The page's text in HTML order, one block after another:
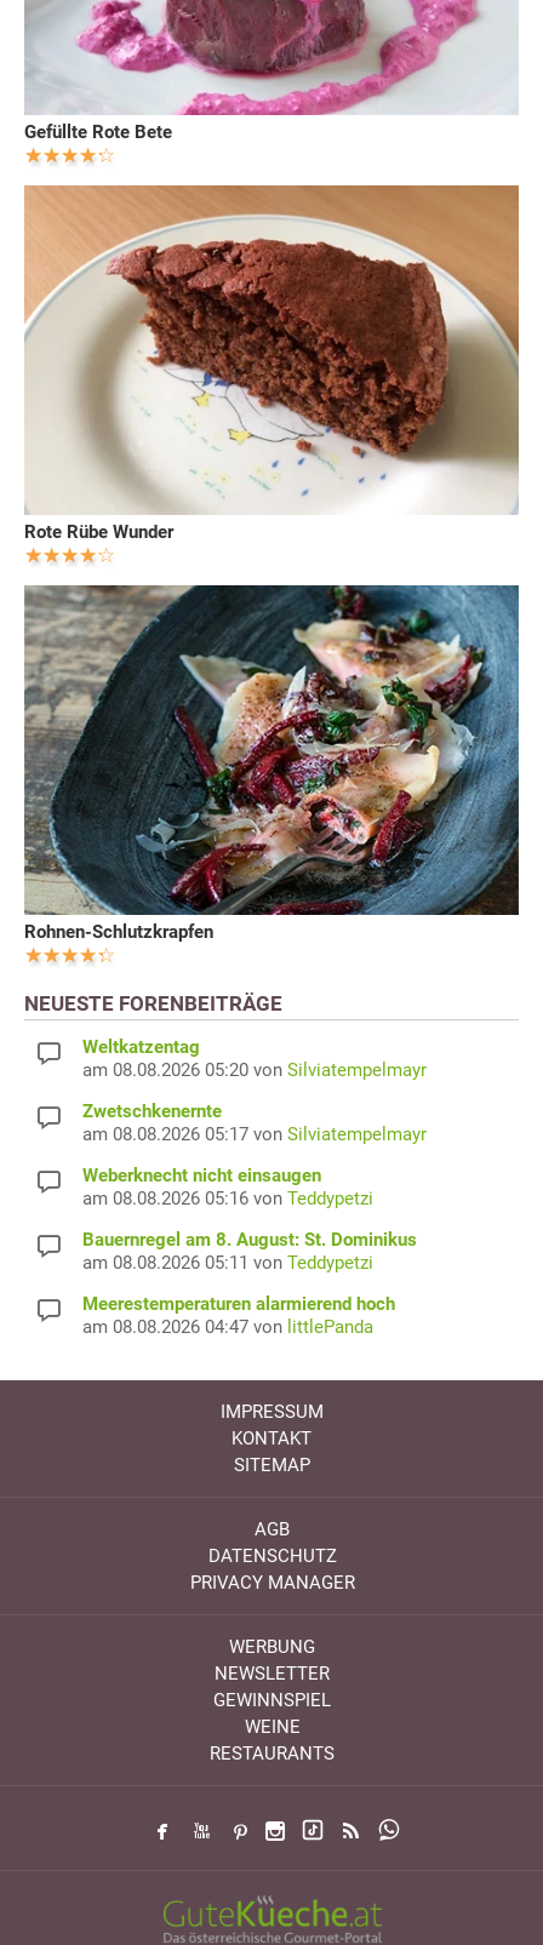
Gefüllte Rote Bete
Rote Rübe Wunder
Rohnen-Schlutzkrapfen
NEUESTE FORENBEITRÄGE
Weltkatzentag
am 08.08.2026 05:20 von Silviatempelmayr
Zwetschkenernte
am 08.08.2026 05:17 von Silviatempelmayr
Weberknecht nicht einsaugen
am 08.08.2026 05:16 von Teddypetzi
Bauernregel am 8. August: St. Dominikus
am 08.08.2026 05:11 von Teddypetzi
Meerestemperaturen alarmierend hoch
am 08.08.2026 04:47 von littlePanda
IMPRESSUM
KONTAKT
SITEMAP
AGB
DATENSCHUTZ
PRIVACY MANAGER
WERBUNG
NEWSLETTER
GEWINNSPIEL
WEINE
RESTAURANTS